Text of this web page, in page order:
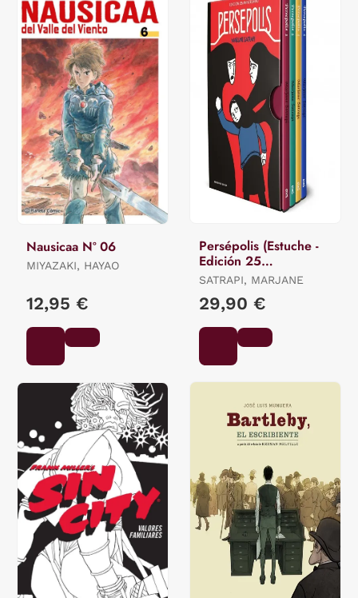
Nausicaa Nº 06
MIYAZAKI, HAYAO
12,95 €
Persépolis (Estuche -
Edición 25
Aniversario)
SATRAPI, MARJANE
29,90 €